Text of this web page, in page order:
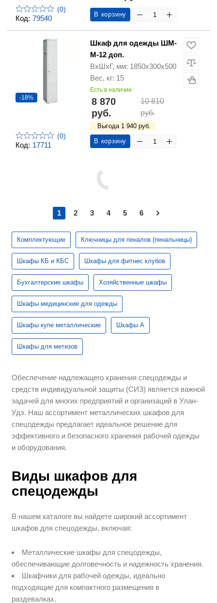
Код: 79540
(0)
В корзину
Код: 17711
-18%
(0)
Шкаф для одежды ШМ-
М-12 доп.
ВхШхГ, мм: 1850х300х500
Вес, кг: 15
Есть в наличии
8 870
руб.
10 810
руб.
Выгода 1 940 руб.
В корзину
1 2 3 4 5 6
Комплектующие Ключницы для пеналов (пенальницы)
Шкафы КБ и КБС Шкафы для фитнес клубов
Бухгалтерские шкафы Хозяйственные шкафы
Шкафы медицинские для одежды
Шкафы купе металлические Шкафы А
Шкафы для метизов
Обеспечение надлежащего хранения спецодежды и
средств индивидуальной защиты (СИЗ) является важной
задачей для многих предприятий и организаций в Улан-
Удэ. Наш ассортимент металлических шкафов для
спецодежды предлагает идеальное решение для
эффективного и безопасного хранения рабочей одежды
и оборудования.
Виды шкафов для
спецодежды
В нашем каталоге вы найдете широкий ассортимент
шкафов для спецодежды, включая:
Металлические шкафы для спецодежды,
обеспечивающие долговечность и надежность хранения.
Шкафчики для рабочей одежды, идеально
подходящие для компактного размещения в
раздевалках.